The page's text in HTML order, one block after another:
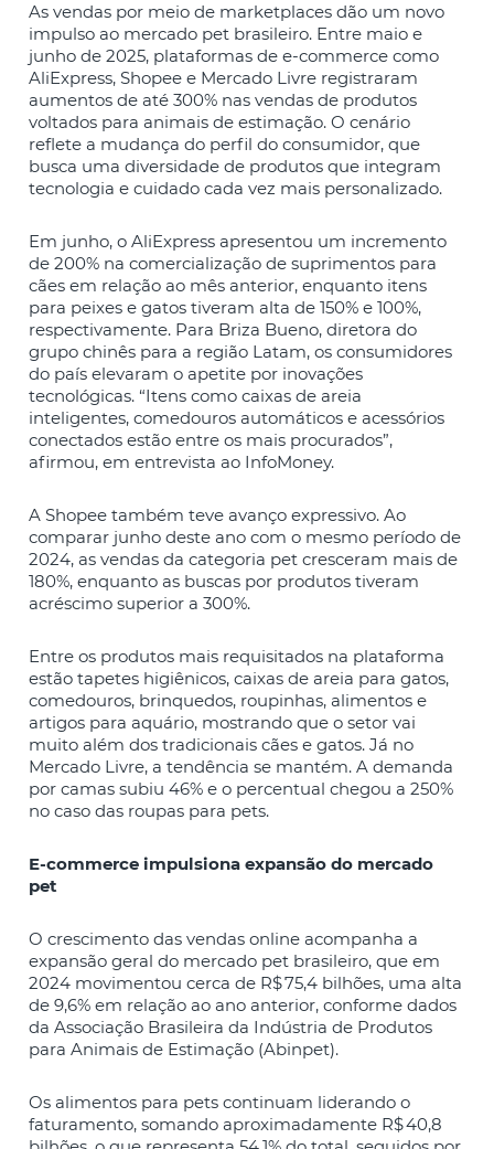
As vendas por meio de marketplaces dão um novo
impulso ao mercado pet brasileiro. Entre maio e
junho de 2025, plataformas de e-commerce como
AliExpress, Shopee e Mercado Livre registraram
aumentos de até 300% nas vendas de produtos
voltados para animais de estimação. O cenário
reflete a mudança do perfil do consumidor, que
busca uma diversidade de produtos que integram
tecnologia e cuidado cada vez mais personalizado.
Em junho, o AliExpress apresentou um incremento
de 200% na comercialização de suprimentos para
cães em relação ao mês anterior, enquanto itens
para peixes e gatos tiveram alta de 150% e 100%,
respectivamente. Para Briza Bueno, diretora do
grupo chinês para a região Latam, os consumidores
do país elevaram o apetite por inovações
tecnológicas. “Itens como caixas de areia
inteligentes, comedouros automáticos e acessórios
conectados estão entre os mais procurados”,
afirmou, em entrevista ao InfoMoney.
A Shopee também teve avanço expressivo. Ao
comparar junho deste ano com o mesmo período de
2024, as vendas da categoria pet cresceram mais de
180%, enquanto as buscas por produtos tiveram
acréscimo superior a 300%.
Entre os produtos mais requisitados na plataforma
estão tapetes higiênicos, caixas de areia para gatos,
comedouros, brinquedos, roupinhas, alimentos e
artigos para aquário, mostrando que o setor vai
muito além dos tradicionais cães e gatos. Já no
Mercado Livre, a tendência se mantém. A demanda
por camas subiu 46% e o percentual chegou a 250%
no caso das roupas para pets.
E-commerce impulsiona expansão do mercado
pet
O crescimento das vendas online acompanha a
expansão geral do mercado pet brasileiro, que em
2024 movimentou cerca de R$ 75,4 bilhões, uma alta
de 9,6% em relação ao ano anterior, conforme dados
da Associação Brasileira da Indústria de Produtos
para Animais de Estimação (Abinpet).
Os alimentos para pets continuam liderando o
faturamento, somando aproximadamente R$ 40,8